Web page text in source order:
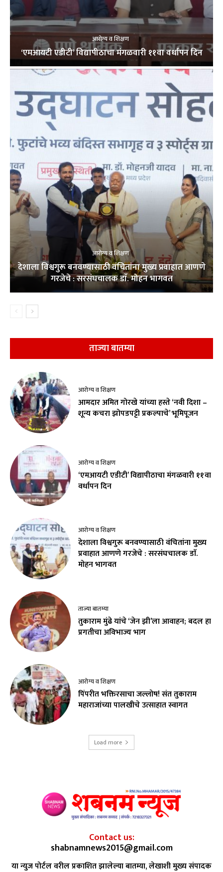
आरोग्य व शिक्षण
‘एमआयटी एडीटी’ विद्यापीठाचा मंगळवारी ११वा वर्धापन दिन
आरोग्य व शिक्षण
देशाला विश्वगुरू बनवण्यासाठी वंचितांना मुख्य प्रवाहात आणणे
गरजेचे : सरसंघचालक डाॅ. मोहन भागवत
ताज्या बातम्या
आरोग्य व शिक्षण
आमदार अमित गोरखे यांच्या हस्ते ‘नवी दिशा –
शून्य कचरा झोपडपट्टी प्रकल्पाचे’ भूमिपूजन
आरोग्य व शिक्षण
‘एमआयटी एडीटी’ विद्यापीठाचा मंगळवारी ११वा
वर्धापन दिन
आरोग्य व शिक्षण
देशाला विश्वगुरू बनवण्यासाठी वंचितांना मुख्य
प्रवाहात आणणे गरजेचे : सरसंघचालक डाॅ.
मोहन भागवत
ताज्या बातम्या
तुकाराम मुंढे यांचे ‘जेन झी’ला आवाहन; बदल हा
प्रगतीचा अविभाज्य भाग
आरोग्य व शिक्षण
पिंपरीत भक्तिरसाचा जल्लोष! संत तुकाराम
महाराजांच्या पालखीचे उत्साहात स्वागत
Load more
Contact us:
shabnamnews2015@gmail.com
या न्युज पोर्टल वरील प्रकाशित झालेल्या बातम्या, लेखाशी मुख्य संपादक